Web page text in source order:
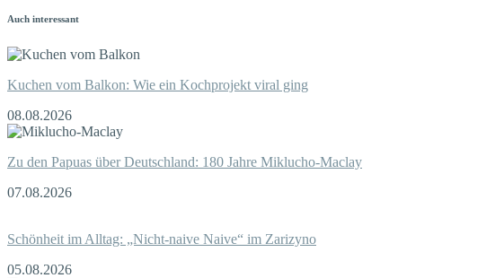
Auch interessant
Kuchen vom Balkon: Wie ein Kochprojekt viral ging
08.08.2026
Zu den Papuas über Deutschland: 180 Jahre Miklucho-Maclay
07.08.2026
Schönheit im Alltag: „Nicht-naive Naive“ im Zarizyno
05.08.2026